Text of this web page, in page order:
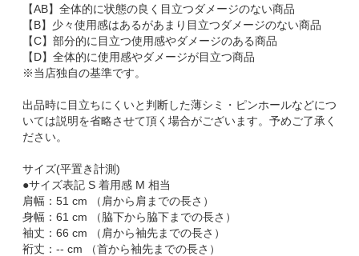
【AB】全体的に状態の良く目立つダメージのない商品
【B】少々使用感はあるがあまり目立つダメージのない商品
【C】部分的に目立つ使用感やダメージのある商品
【D】全体的に使用感やダメージが目立つ商品
※当店独自の基準です。
出品時に目立ちにくいと判断した薄シミ・ピンホールなどにつ
いては説明を省略させて頂く場合がございます。予めご了承く
ださい。
サイズ(平置き計測)
●サイズ表記 S 着用感 M 相当
肩幅：51 cm （肩から肩までの長さ）
身幅：61 cm （脇下から脇下までの長さ）
袖丈：66 cm （肩から袖先までの長さ）
裄丈：-- cm （首から袖先までの長さ）